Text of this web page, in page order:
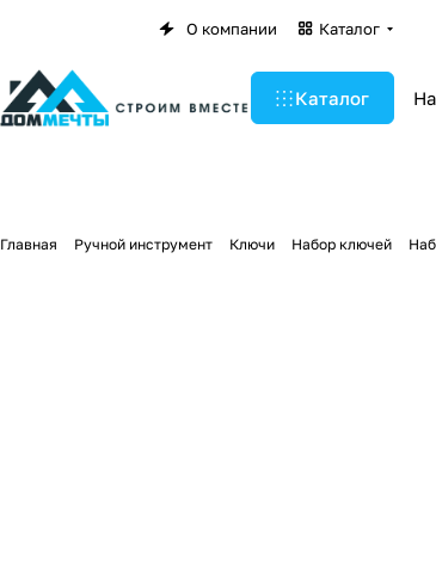
О компании Каталог
Каталог
Главная Ручной инструмент Ключи Набор ключей